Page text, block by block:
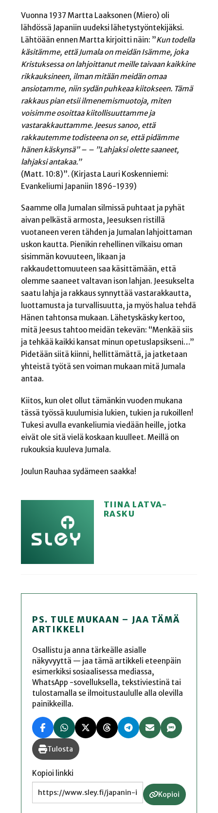
Vuonna 1937 Martta Laaksonen (Miero) oli
lähdössä Japaniin uudeksi lähetystyöntekijäksi.
Lähtöään ennen Martta kirjoitti näin: ”Kun todella
käsitämme, että Jumala on meidän Isämme, joka
Kristuksessa on lahjoittanut meille taivaan kaikkine
rikkauksineen, ilman mitään meidän omaa
ansiotamme, niin sydän puhkeaa kiitokseen. Tämä
rakkaus pian etsii ilmenemismuotoja, miten
voisimme osoittaa kiitollisuuttamme ja
vastarakkauttamme. Jeesus sanoo, että
rakkautemme todisteena on se, että pidämme
hänen käskynsä” – – ”Lahjaksi olette saaneet,
lahjaksi antakaa.”
(Matt. 10:8)”. (Kirjasta Lauri Koskenniemi:
Evankeliumi Japaniin 1896-1939)
Saamme olla Jumalan silmissä puhtaat ja pyhät
aivan pelkästä armosta, Jeesuksen ristillä
vuotaneen veren tähden ja Jumalan lahjoittaman
uskon kautta. Pienikin rehellinen vilkaisu oman
sisimmän kovuuteen, likaan ja
rakkaudettomuuteen saa käsittämään, että
olemme saaneet valtavan ison lahjan. Jeesukselta
saatu lahja ja rakkaus synnyttää vastarakkautta,
luottamusta ja turvallisuutta, ja myös halua tehdä
Hänen tahtonsa mukaan. Lähetyskäsky kertoo,
mitä Jeesus tahtoo meidän tekevän: “Menkää siis
ja tehkää kaikki kansat minun opetuslapsikseni…”
Pidetään siitä kiinni, hellittämättä, ja jatketaan
yhteistä työtä sen voiman mukaan mitä Jumala
antaa.
Kiitos, kun olet ollut tämänkin vuoden mukana
tässä työssä kuulumisia lukien, tukien ja rukoillen!
Tukesi avulla evankeliumia viedään heille, jotka
eivät ole sitä vielä koskaan kuulleet. Meillä on
rukouksia kuuleva Jumala.
Joulun Rauhaa sydämeen saakka!
TIINA LATVA-
RASKU
PS. TULE MUKAAN – JAA TÄMÄ
ARTIKKELI
Osallistu ja anna tärkeälle asialle
näkyvyyttä — jaa tämä artikkeli eteenpäin
esimerkiksi sosiaalisessa mediassa,
WhatsApp -sovelluksella, tekstiviestinä tai
tulostamalla se ilmoitustaululle alla olevilla
painikkeilla.
Tulosta
Kopioi linkki
Kopioi